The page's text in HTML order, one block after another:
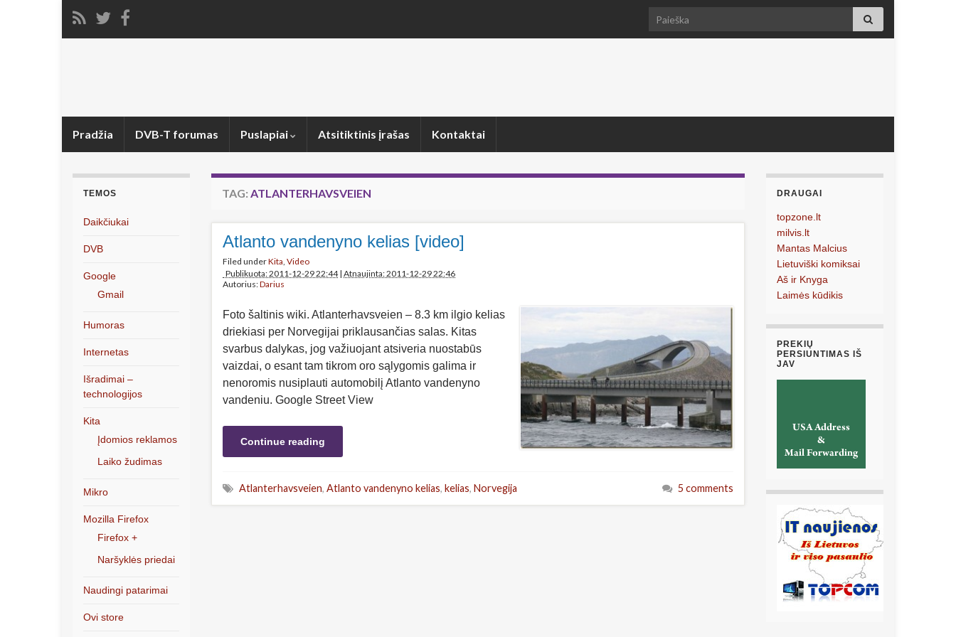
Search for:
Pradžia DVB-T forumas Puslapiai Atsitiktinis įrašas Kontaktai
TAG: ATLANTERHAVSVEIEN
Atlanto vandenyno kelias [video]
Filed underKita, Video
Publikuota: 2011-12-29 22:44| Atnaujinta: 2011-12-29 22:46
Autorius:Darius
Foto šaltinis wiki. Atlanterhavsveien – 8.3 km ilgio kelias
driekiasi per Norvegijai priklausančias salas. Kitas
svarbus dalykas, jog važiuojant atsiveria nuostabūs
vaizdai, o esant tam tikrom oro sąlygomis galima ir
nenoromis nusiplauti automobilį Atlanto vandenyno
vandeniu. Google Street View
Continue reading
Atlanterhavsveien, Atlanto vandenyno kelias, kelias, Norvegija 5 comments
TEMOS
Daikčiukai
DVB
Google
Gmail
Humoras
Internetas
Išradimai –
technologijos
Kita
Įdomios reklamos
Laiko žudimas
Mikro
Mozilla Firefox
Firefox +
Naršyklės priedai
Naudingi patarimai
Ovi store
DRAUGAI
topzone.lt
milvis.lt
Mantas Malcius
Lietuviški komiksai
Aš ir Knyga
Laimės kūdikis
PREKIŲ
PERSIUNTIMAS IŠ
JAV